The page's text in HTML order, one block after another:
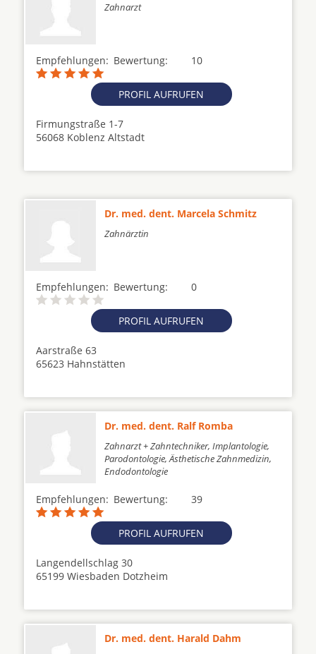
Zahnarzt
Empfehlungen: 10
Bewertung:
PROFIL AUFRUFEN
Firmungstraße 1-7
56068 Koblenz Altstadt
Dr. med. dent. Marcela Schmitz
Zahnärztin
Empfehlungen: 0
Bewertung:
PROFIL AUFRUFEN
Aarstraße 63
65623 Hahnstätten
Dr. med. dent. Ralf Romba
Zahnarzt + Zahntechniker, Implantologie,
Parodontologie, Ästhetische Zahnmedizin,
Endodontologie
Empfehlungen: 39
Bewertung:
PROFIL AUFRUFEN
Langendellschlag 30
65199 Wiesbaden Dotzheim
Dr. med. dent. Harald Dahm